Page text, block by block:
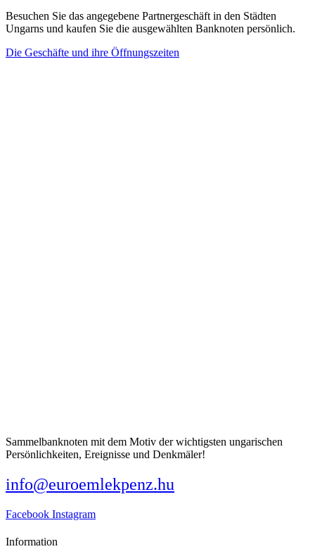
Besuchen Sie das angegebene Partnergeschäft in den Städten
Ungarns und kaufen Sie die ausgewählten Banknoten persönlich.
Die Geschäfte und ihre Öffnungszeiten
Sammelbanknoten mit dem Motiv der wichtigsten ungarischen
Persönlichkeiten, Ereignisse und Denkmäler!
info@euroemlekpenz.hu
Facebook Instagram
Information